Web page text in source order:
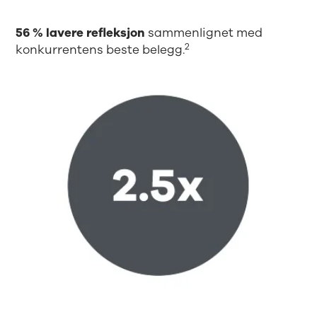
56 % lavere refleksjon sammenlignet med
konkurrentens beste belegg.2